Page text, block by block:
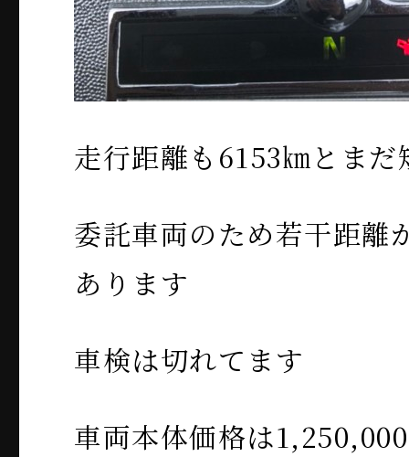
走行距離も6153㎞とまだ
委託車両のため若干距離
あります
車検は切れてます
車両本体価格は